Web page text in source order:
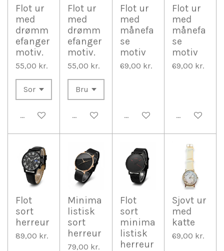
Flot ur
med
drømm
efanger
motiv.
55,00 kr.
Tilføj til kurv
Flot ur
med
drømm
efanger
motiv.
55,00 kr.
Tilføj til kurv
Flot ur
med
månefa
se
motiv
69,00 kr.
Tilføj til kurv
Flot ur
med
månefa
se
motiv
69,00 kr.
Tilføj til kurv
Flot
sort
herreur
89,00 kr.
Minima
listisk
sort
herreur
79,00 kr.
Flot
sort
minima
listisk
herreur
Sjovt ur
med
katte
69,00 kr.